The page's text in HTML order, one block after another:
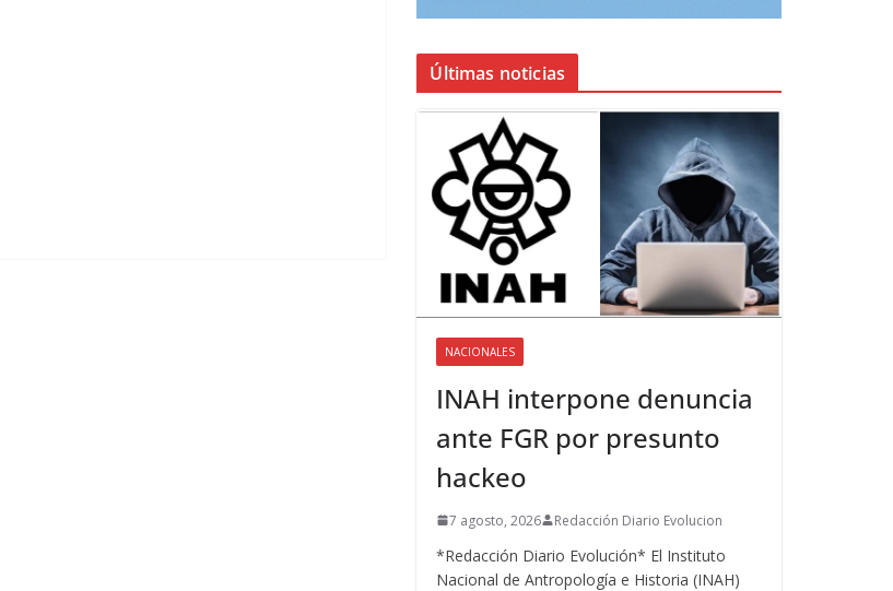
Últimas noticias
NACIONALES
INAH interpone denuncia
ante FGR por presunto
hackeo
7 agosto, 2026 Redacción Diario Evolucion
*Redacción Diario Evolución* El Instituto
Nacional de Antropología e Historia (INAH)